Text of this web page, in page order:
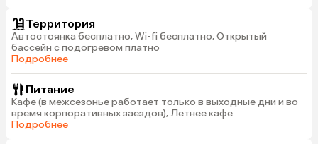
Территория
Автостоянка бесплатно, Wi-fi бесплатно, Открытый
бассейн с подогревом платно
Подробнее
Питание
Кафе (в межсезонье работает только в выходные дни и во
время корпоративных заездов), Летнее кафе
Подробнее